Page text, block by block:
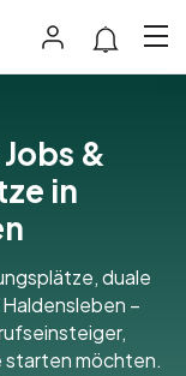
&
in
duale
–
starten möchten.